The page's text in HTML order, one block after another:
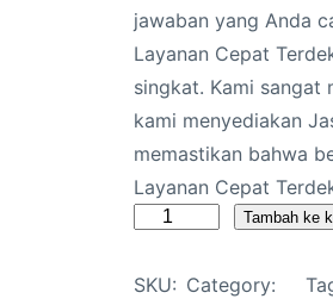
jawaban yang Anda
Layanan Cepat
singkat. Kami sangat
kami menyediakan
memastikan bahwa
Layanan Cepat
a
Tambah ke
SKU: Category: